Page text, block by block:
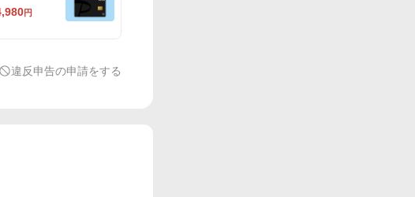
円
違反申告の申請をする